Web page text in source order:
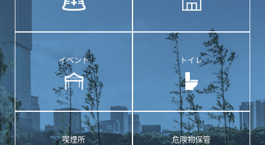
イベント トイレ
喫煙所 危険物保管